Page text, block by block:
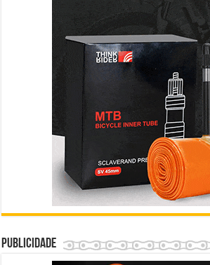
Publicidade